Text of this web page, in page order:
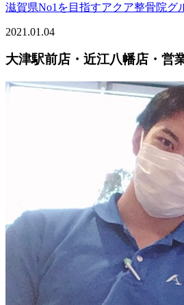
滋賀県No1を目指すアクア整骨院グ
2021.01.04
大津駅前店・近江八幡店・営